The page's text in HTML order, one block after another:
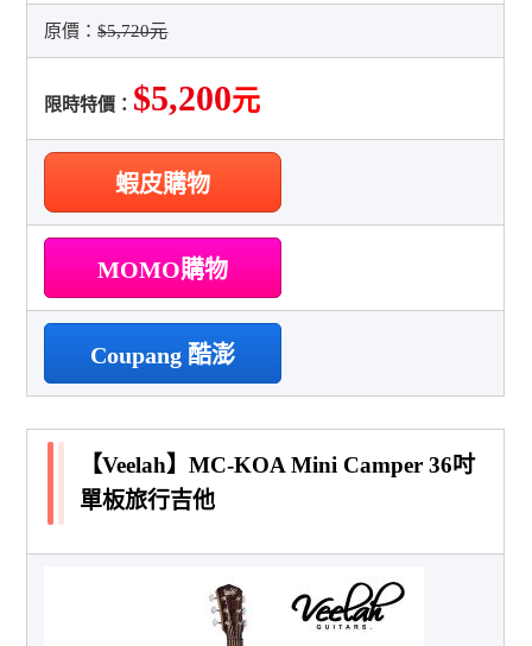
原價：$5,720元
限時特價： $5,200元
蝦皮購物
MOMO購物
Coupang 酷澎
【Veelah】MC-KOA Mini Camper 36吋
單板旅行吉他